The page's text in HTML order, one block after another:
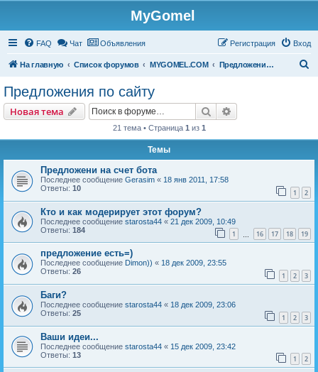
MyGomel
FAQ Чат Объявления Вход
Регистрация
На главную Список форумов MYGOMEL.COM Предложения по сайту
Предложения по сайту
Новая тема
Новаятема Поиск
21 тема • Страница 1 из 1
Темы
Предложени на счет бота
Последнее сообщение Gerasim « 18 янв 2011, 17:58
Ответы: 10 1 2
Кто и как модерирует этот форум?
Последнее сообщение starosta44 « 21 дек 2009, 10:49
Ответы: 184 1 16 17 18 19
предложение есть=)
Последнее сообщение Dimon)) « 18 дек 2009, 23:55
Ответы: 26 1 2 3
Баги?
Последнее сообщение starosta44 « 18 дек 2009, 23:06
Ответы: 25 1 2 3
Ваши идеи...
Последнее сообщение starosta44 « 15 дек 2009, 23:42
Ответы: 13 1 2